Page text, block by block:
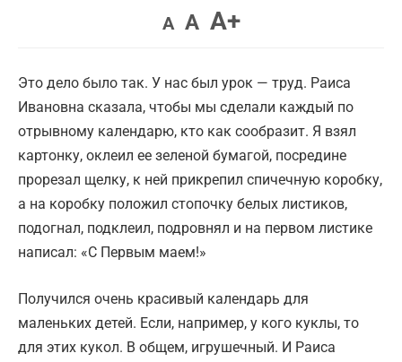
AУменьшить
AВернуть
A+Увеличить
Это дело было так. У нас был урок — труд. Раиса
Ивановна сказала, чтобы мы сделали каждый по
отрывному календарю, кто как сообразит. Я взял
картонку, оклеил ее зеленой бумагой, посредине
прорезал щелку, к ней прикрепил спичечную коробку,
а на коробку положил стопочку белых листиков,
подогнал, подклеил, подровнял и на первом листике
написал: «С Первым маем!»
Получился очень красивый календарь для
маленьких детей. Если, например, у кого куклы, то
для этих кукол. В общем, игрушечный. И Раиса